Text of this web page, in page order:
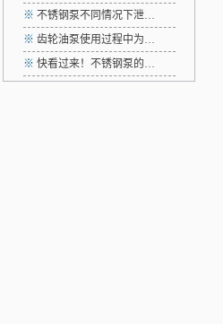
※ 不锈钢泵不同情况下泄…
※ 齿轮油泵使用过程中为…
※ 快看过来！不锈钢泵的…